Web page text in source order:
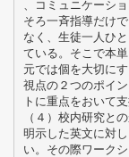
、コミュニケーシ
そろ一斉指導だけで
なく、生徒一人ひ
ている。そこで本単
元では個を大切に
視点の２つのポイン
トに重点をおいて
（４）校内研究と
明示した英文に対
い。その際ワークシ